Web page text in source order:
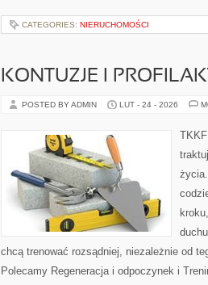
CATEGORIES: NIERUCHOMOŚCI
KONTUZJE I
POSTED BY ADMIN LUT - 24 - 2026
chcą trenować rozsądniej, niezależnie od
Polecamy Regeneracja i odpoczynek i